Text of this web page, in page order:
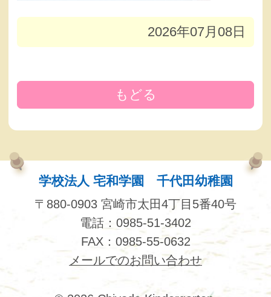
2026年07月08日
もどる
学校法人 宅和学園 千代田幼稚園
〒880-0903 宮崎市太田4丁目5番40号
電話：0985-51-3402
FAX：0985-55-0632
メールでのお問い合わせ